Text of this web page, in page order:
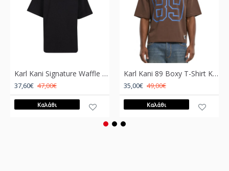
Karl Kani Signature Waffle T-Shirt Μαύρο
37,60€ 47,00€
Καλάθι
Karl Kani 89 Boxy T-Shirt Καφέ
35,00€ 49,00€
Καλάθι